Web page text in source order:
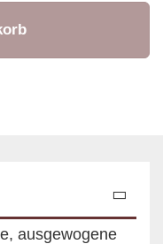
ausgewogene